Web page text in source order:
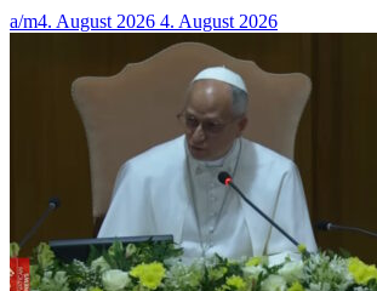
a/m4. August 2026 4. August 2026